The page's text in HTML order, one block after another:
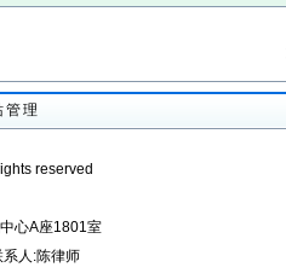
管理
reserved
心A座1801室
人:陈律师